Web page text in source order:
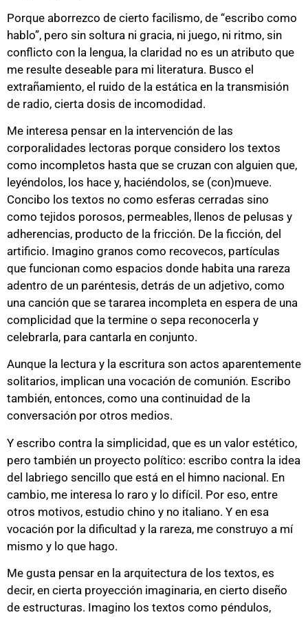
Porque aborrezco de cierto facilismo, de “escribo como
hablo”, pero sin soltura ni gracia, ni juego, ni ritmo, sin
conflicto con la lengua, la claridad no es un atributo que
me resulte deseable para mi literatura. Busco el
extrañamiento, el ruido de la estática en la transmisión
de radio, cierta dosis de incomodidad.
Me interesa pensar en la intervención de las
corporalidades lectoras porque considero los textos
como incompletos hasta que se cruzan con alguien que,
leyéndolos, los hace y, haciéndolos, se (con)mueve.
Concibo los textos no como esferas cerradas sino
como tejidos porosos, permeables, llenos de pelusas y
adherencias, producto de la fricción. De la ficción, del
artificio. Imagino granos como recovecos, partículas
que funcionan como espacios donde habita una rareza
adentro de un paréntesis, detrás de un adjetivo, como
una canción que se tararea incompleta en espera de una
complicidad que la termine o sepa reconocerla y
celebrarla, para cantarla en conjunto.
Aunque la lectura y la escritura son actos aparentemente
solitarios, implican una vocación de comunión. Escribo
también, entonces, como una continuidad de la
conversación por otros medios.
Y escribo contra la simplicidad, que es un valor estético,
pero también un proyecto político: escribo contra la idea
del labriego sencillo que está en el himno nacional. En
cambio, me interesa lo raro y lo difícil. Por eso, entre
otros motivos, estudio chino y no italiano. Y en esa
vocación por la dificultad y la rareza, me construyo a mí
mismo y lo que hago.
Me gusta pensar en la arquitectura de los textos, es
decir, en cierta proyección imaginaria, en cierto diseño
de estructuras. Imagino los textos como péndulos,